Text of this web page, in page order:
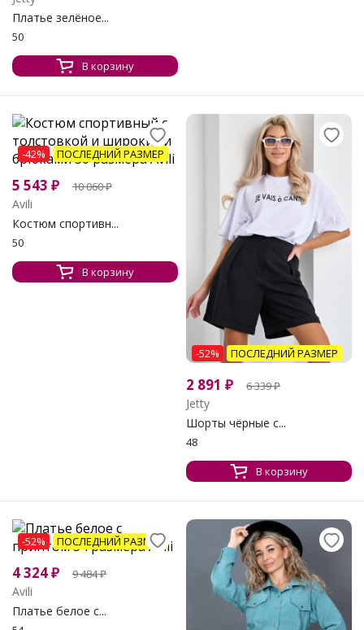
Платье зелёное...
50
В корзину
-42% ПОСЛЕДНИЙ РАЗМЕР
5 543 ₽ 10 060₽
Avili
Костюм спортивн...
50
В корзину
-52% ПОСЛЕДНИЙ РАЗМЕР
2 891 ₽ 6 339₽
Jetty
Шорты чёрные с...
48
В корзину
-52% ПОСЛЕДНИЙ РАЗМЕР
4 324₽ 9 484₽
Avili
Платье белое с...